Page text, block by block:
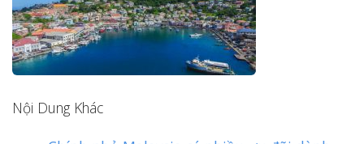
Nội Dung Khác